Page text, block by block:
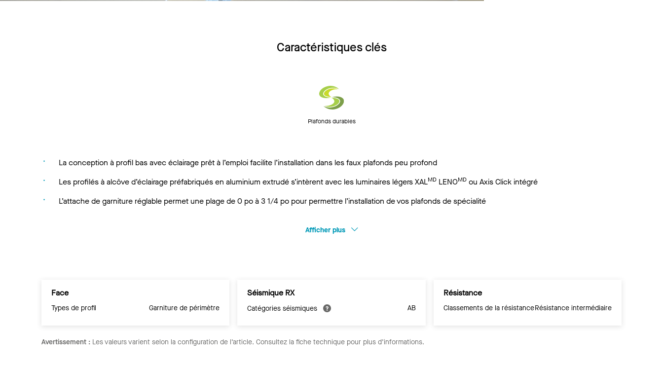
Caractéristiques clés
Plafonds durables
La conception à profil bas avec éclairage prêt à l’emploi facilite l’installation dans les faux plafonds peu profond
Les profilés à alcôve d’éclairage préfabriqués en aluminium extrudé s’intèrent avec les luminaires légers XALMD LENOMD ou Axis Click intégré
L’attache de garniture réglable permet une plage de 0 po à 3 1/4 po pour permettre l’installation de vos plafonds de spécialité
Afficher plus
Face
Types de profil Garniture de périmètre
Séismique RX
Catégories séismiques AB
Résistance
Classements de la résistanceRésistance intermédiaire
Avertissement : Les valeurs varient selon la configuration de l’article. Consultez la fiche technique pour plus d’informations.